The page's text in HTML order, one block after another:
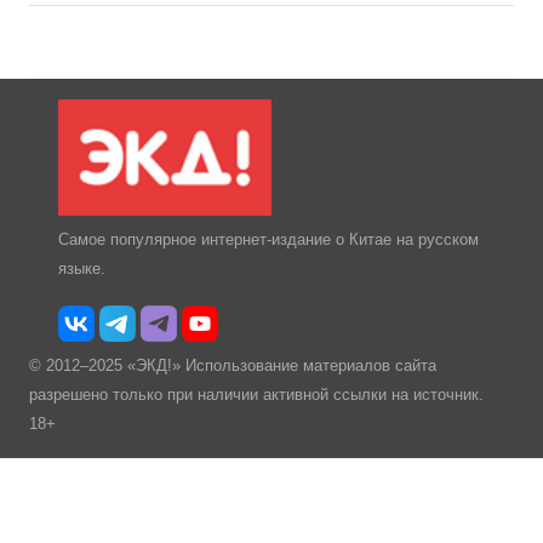
Самое популярное интернет-издание о Китае на русском
языке.
© 2012–2025 «ЭКД!» Использование материалов сайта
разрешено только при наличии активной ссылки на источник.
18+